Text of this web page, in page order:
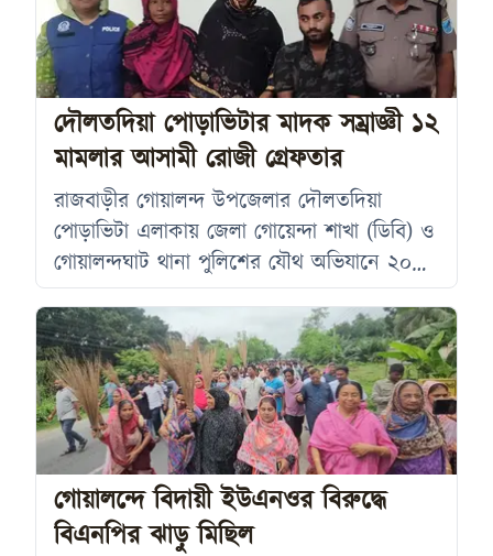
স্থানে ধস দেখা দেওয়ায় নির্মাণকাজের মান,
তদারকি এবং সরকারি অর্থের সঠিক ব্যবহার নিয়ে
প্রশ্ন তুলেছেন স্থানীয়রা। সড়কটি দৌলতদিয়া
আক্কাস আলী উচ্চ
দৌলতদিয়া পোড়াভিটার মাদক সম্রাজ্ঞী ১২
মামলার আসামী রোজী গ্রেফতার
রাজবাড়ীর গোয়ালন্দ উপজেলার দৌলতদিয়া
পোড়াভিটা এলাকায় জেলা গোয়েন্দা শাখা (ডিবি) ও
গোয়ালন্দঘাট থানা পুলিশের যৌথ অভিযানে ২০
গ্রাম হেরোইনসহ তিনজন চিহ্নিত মাদক
কারবারিকে গ্রেপ্তার করা হয়েছে। সোমবার (৩
আগস্ট) রাত সাড়ে ৯টার দিকে দৌলতদিয়া
ইউনিয়নের উত্তর দৌলতদিয়া পোড়াভিটা এলাকায়
অভিযান চালিয়ে তাদের আটক করা হয়। পুলিশ
জানায়, অভিযানের সময় গ্রেপ্তারকৃতদের কাছ
থেকে ২০০ পুরিয়া, অর্থাৎ প্রায় ২০ গ্রাম হেরোইন
উদ্ধার করে
গোয়ালন্দে বিদায়ী ইউএনওর বিরুদ্ধে
বিএনপির ঝাড়ু মিছিল